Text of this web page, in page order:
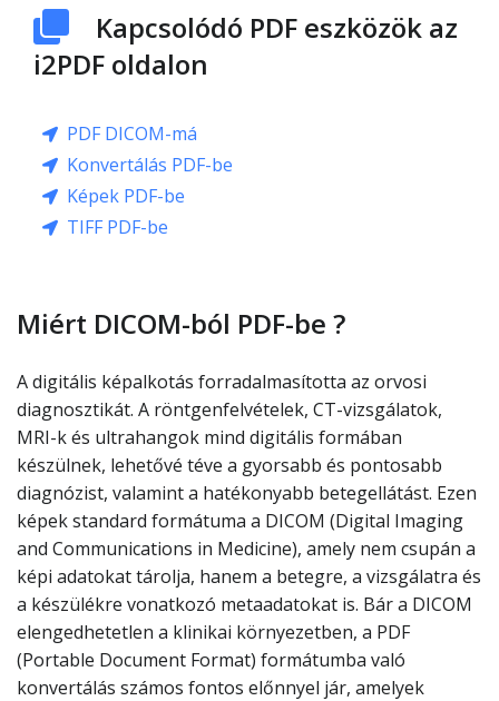
Kapcsolódó PDF eszközök az
i2PDF oldalon
PDF DICOM-má
Konvertálás PDF-be
Képek PDF-be
TIFF PDF-be
Miért DICOM-ból PDF-be ?
A digitális képalkotás forradalmasította az orvosi
diagnosztikát. A röntgenfelvételek, CT-vizsgálatok,
MRI-k és ultrahangok mind digitális formában
készülnek, lehetővé téve a gyorsabb és pontosabb
diagnózist, valamint a hatékonyabb betegellátást. Ezen
képek standard formátuma a DICOM (Digital Imaging
and Communications in Medicine), amely nem csupán a
képi adatokat tárolja, hanem a betegre, a vizsgálatra és
a készülékre vonatkozó metaadatokat is. Bár a DICOM
elengedhetetlen a klinikai környezetben, a PDF
(Portable Document Format) formátumba való
konvertálás számos fontos előnnyel jár, amelyek